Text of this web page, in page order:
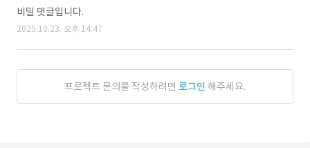
비밀 댓글입니다.
2025.10.23. 오후 14:47
프로젝트 문의를 작성하려면 로그인 해주세요.